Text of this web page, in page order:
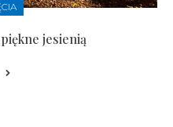
jesienią